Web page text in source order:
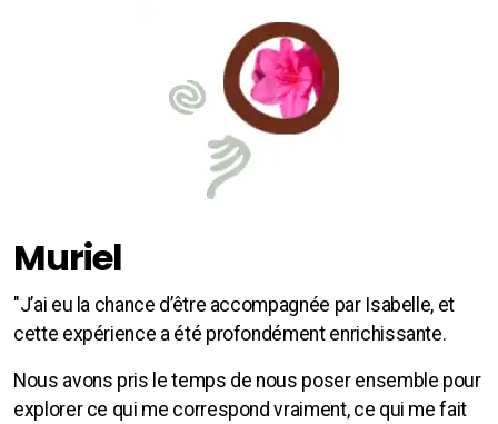
Muriel
"J’ai eu la chance d’être accompagnée par Isabelle, et
cette expérience a été profondément enrichissante.
Nous avons pris le temps de nous poser ensemble pour
explorer ce qui me correspond vraiment, ce qui me fait